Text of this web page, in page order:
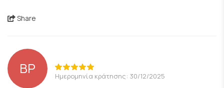
Share
BP Ημερομηνία κράτησης: 30/12/2025